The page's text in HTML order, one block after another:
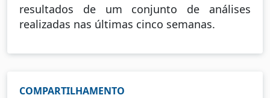
resultados de um conjunto de análises
realizadas nas últimas cinco semanas.
COMPARTILHAMENTO